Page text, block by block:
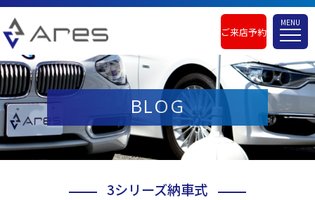
ご来店予約
MENU
BLOG
3シリーズ納車式